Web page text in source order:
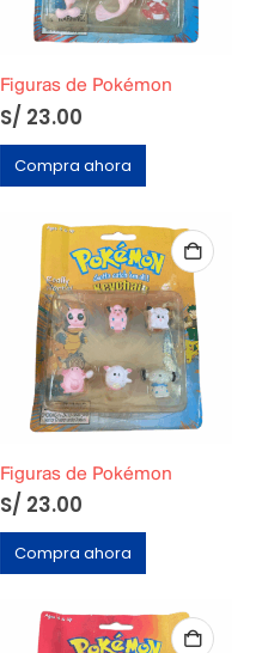
Figuras de Pokémon
S/ 23.00
Compra ahora
Figuras de Pokémon
S/ 23.00
Compra ahora